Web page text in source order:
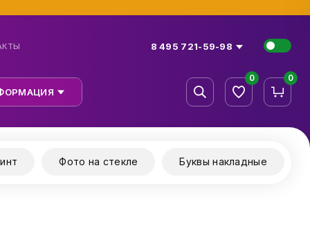
8 495 721-59-98
0 0
Фото на стекле Буквы накладные